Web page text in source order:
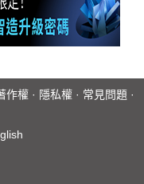
作權 · 隱私權 · 常見問題 ·